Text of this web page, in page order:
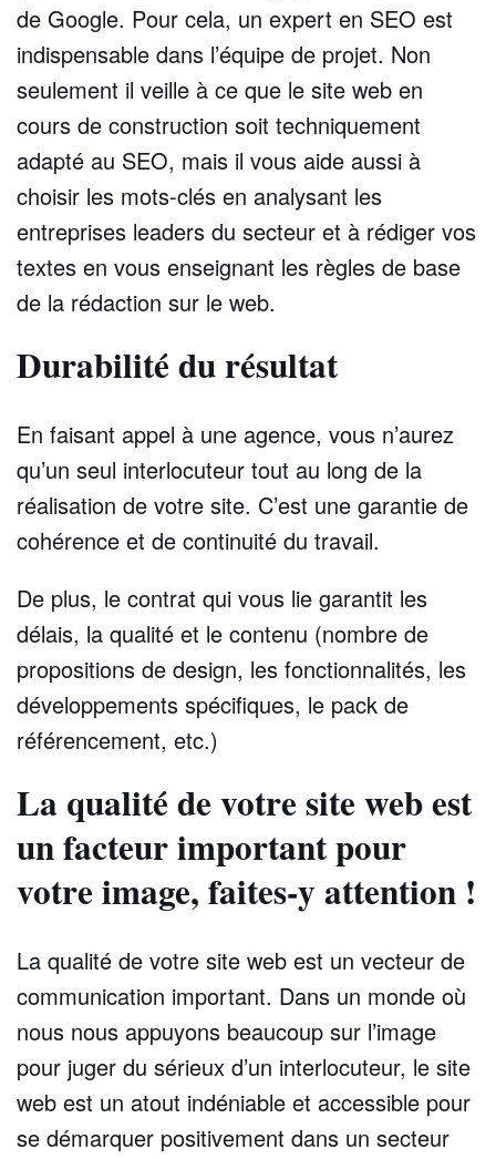
de Google. Pour cela, un expert en SEO est
indispensable dans l’équipe de projet. Non
seulement il veille à ce que le site web en
cours de construction soit techniquement
adapté au SEO, mais il vous aide aussi à
choisir les mots-clés en analysant les
entreprises leaders du secteur et à rédiger vos
textes en vous enseignant les règles de base
de la rédaction sur le web.
Durabilité du résultat
En faisant appel à une agence, vous n’aurez
qu’un seul interlocuteur tout au long de la
réalisation de votre site. C’est une garantie de
cohérence et de continuité du travail.
De plus, le contrat qui vous lie garantit les
délais, la qualité et le contenu (nombre de
propositions de design, les fonctionnalités, les
développements spécifiques, le pack de
référencement, etc.)
La qualité de votre site web est
un facteur important pour
votre image, faites-y attention !
La qualité de votre site web est un vecteur de
communication important. Dans un monde où
nous nous appuyons beaucoup sur l’image
pour juger du sérieux d’un interlocuteur, le site
web est un atout indéniable et accessible pour
se démarquer positivement dans un secteur